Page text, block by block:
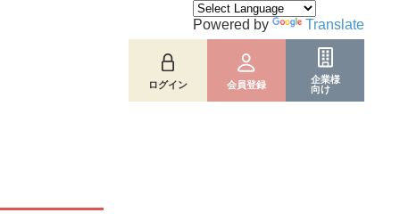
ログイン 会員登録
企業様
向け
Powered by Translate